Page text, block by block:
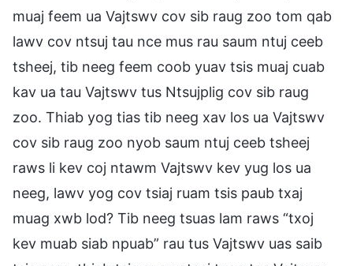
muaj feem ua Vajtswv cov sib raug zoo tom qab
lawv cov ntsuj tau nce mus rau saum ntuj ceeb
tsheej, tib neeg feem coob yuav tsis muaj cuab
kav ua tau Vajtswv tus Ntsujplig cov sib raug
zoo. Thiab yog tias tib neeg xav los ua Vajtswv
cov sib raug zoo nyob saum ntuj ceeb tsheej
raws li kev coj ntawm Vajtswv kev yug los ua
neeg, lawv yog cov tsiaj ruam tsis paub txaj
muag xwb lod? Tib neeg tsuas lam raws “txoj
kev muab siab npuab” rau tus Vajtswv uas saib